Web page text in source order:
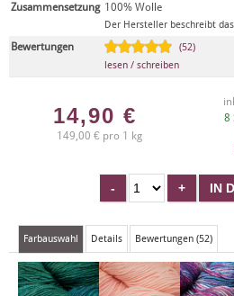
Zusammensetzung 100% Wolle
Der Hersteller beschreibt
Bewertungen
(52)
lesen / schreiben
14,90 €
149,00 € pro 1 kg
8
Farbauswahl Details Bewertungen (52)